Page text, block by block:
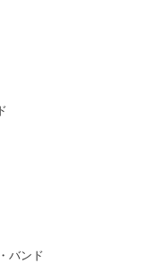
バンド